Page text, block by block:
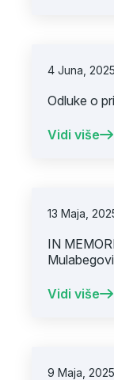
4 Juna, 2025
Odluke o
Vidi više
13 Maja,
IN
Vidi više
9 Maja, 2025